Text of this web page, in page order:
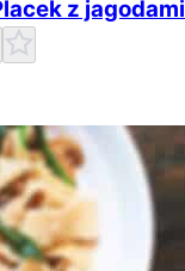
z jagodami